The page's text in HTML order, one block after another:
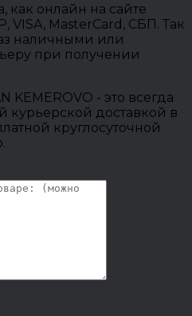
как онлайн на сайте
VISA, MasterCard, СБП. Так
наличными или
при получении
KEMEROVO - это всегда
курьерской доставкой в
круглосуточной